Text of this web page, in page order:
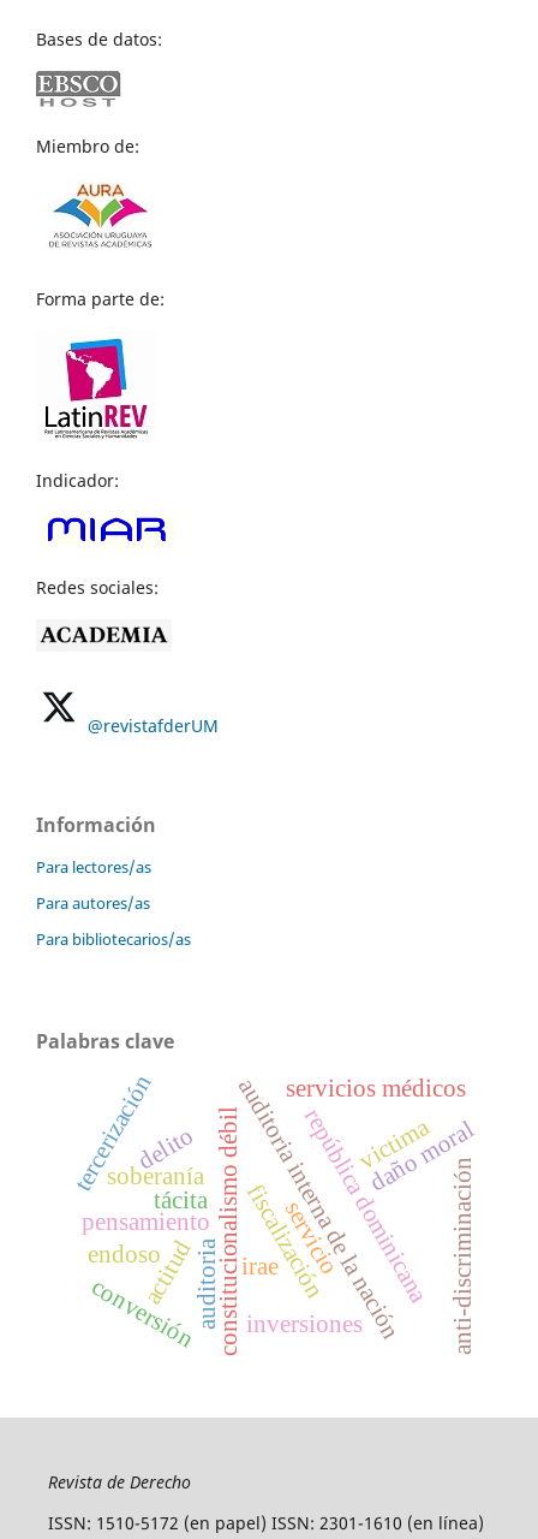
Bases de datos:
Miembro de:
Forma parte de:
Indicador:
Redes sociales:
@revistafderUM
Información
Para lectores/as
Para autores/as
Para bibliotecarios/as
Palabras clave
constitucionalismo débil república dominicana
fiscalización
auditoria auditoria interna de la nación
soberanía
pensamiento
actitud
delito daño moral
servicios médicos
inversiones
irae
tercerización
conversión
tácita anti-discriminación
servicio
endoso
victima
Revista de Derecho
ISSN: 1510-5172 (en papel) ISSN: 2301-1610 (en línea)